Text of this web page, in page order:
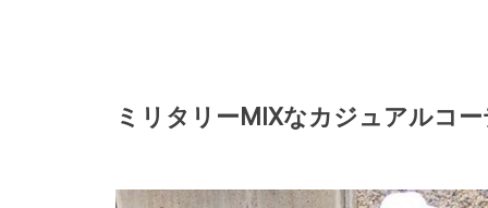
ミリタリーMIXなカジュアルコー